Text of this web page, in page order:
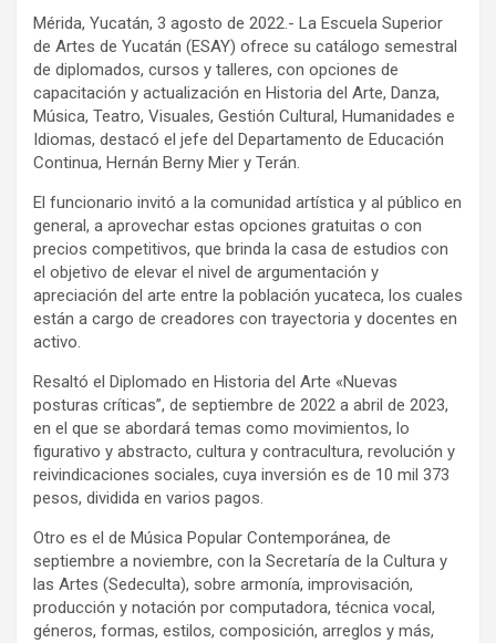
Mérida, Yucatán, 3 agosto de 2022.- La Escuela Superior
de Artes de Yucatán (ESAY) ofrece su catálogo semestral
de diplomados, cursos y talleres, con opciones de
capacitación y actualización en Historia del Arte, Danza,
Música, Teatro, Visuales, Gestión Cultural, Humanidades e
Idiomas, destacó el jefe del Departamento de Educación
Continua, Hernán Berny Mier y Terán.
El funcionario invitó a la comunidad artística y al público en
general, a aprovechar estas opciones gratuitas o con
precios competitivos, que brinda la casa de estudios con
el objetivo de elevar el nivel de argumentación y
apreciación del arte entre la población yucateca, los cuales
están a cargo de creadores con trayectoria y docentes en
activo.
Resaltó el Diplomado en Historia del Arte «Nuevas
posturas críticas”, de septiembre de 2022 a abril de 2023,
en el que se abordará temas como movimientos, lo
figurativo y abstracto, cultura y contracultura, revolución y
reivindicaciones sociales, cuya inversión es de 10 mil 373
pesos, dividida en varios pagos.
Otro es el de Música Popular Contemporánea, de
septiembre a noviembre, con la Secretaría de la Cultura y
las Artes (Sedeculta), sobre armonía, improvisación,
producción y notación por computadora, técnica vocal,
géneros, formas, estilos, composición, arreglos y más,